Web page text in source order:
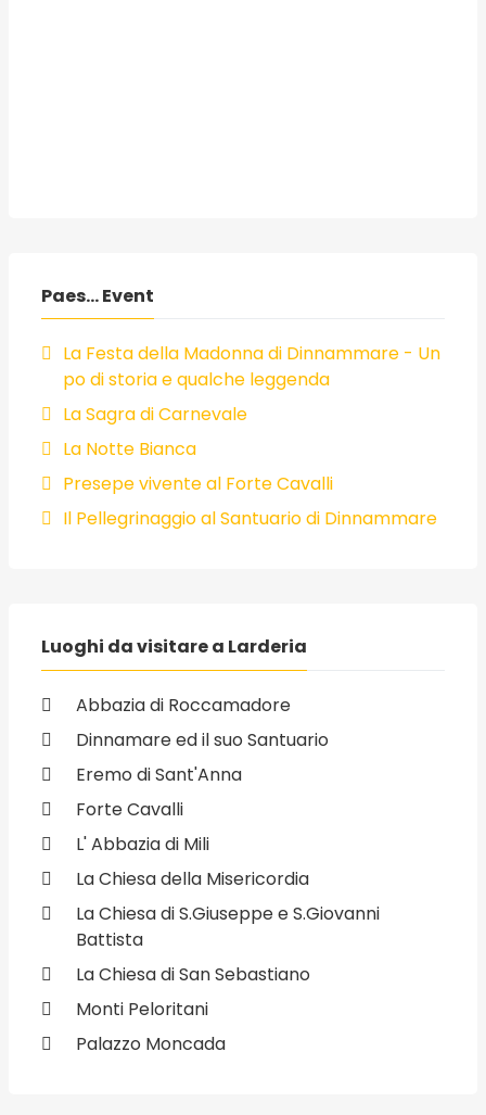
Paes... Event
La Festa della Madonna di Dinnammare - Un
po di storia e qualche leggenda
La Sagra di Carnevale
La Notte Bianca
Presepe vivente al Forte Cavalli
Il Pellegrinaggio al Santuario di Dinnammare
Luoghi da visitare a Larderia
Abbazia di Roccamadore
Dinnamare ed il suo Santuario
Eremo di Sant'Anna
Forte Cavalli
L' Abbazia di Mili
La Chiesa della Misericordia
La Chiesa di S.Giuseppe e S.Giovanni
Battista
La Chiesa di San Sebastiano
Monti Peloritani
Palazzo Moncada